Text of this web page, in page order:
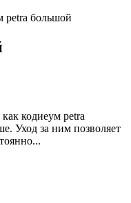
кодиеум petra
Уход за ним позволяет